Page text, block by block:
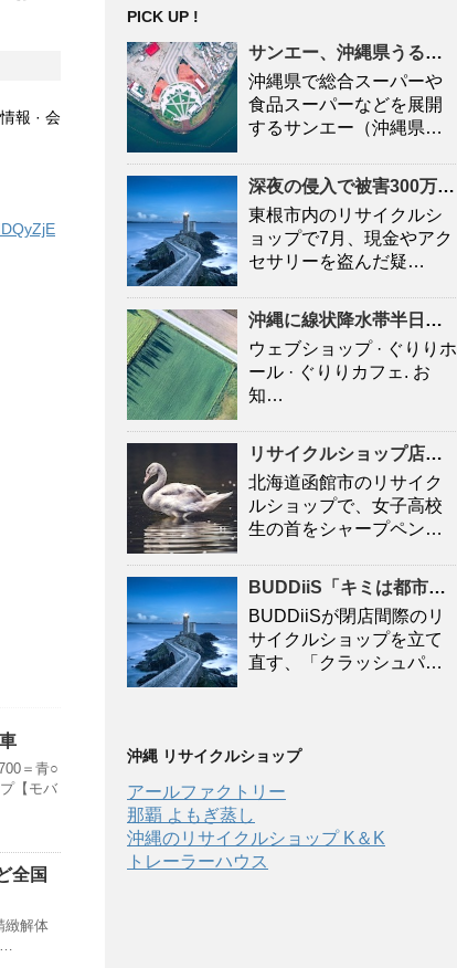
報 · 会
＝青○
【モバ
全国
緻解体
…
PICK UP !
サンエー、 沖縄県うるま市の「与勝シティ」でZEB Ready認証を取得 | 流通・小売業界で働く人の …
沖縄県で総合スーパーや
食品スーパーなどを展開
するサンエー（沖縄県…
深夜の侵入で被害300万円超 東根市の
東根市内のリサイクルシ
ョップで7月、現金やアク
セサリーを盗んだ疑…
沖縄に線状降水帯半日前予測 大雨災害の危険度が急激に高まる恐れ 気象庁 | khb東日本放送
ウェブショップ · ぐりりホ
ール · ぐりりカフェ. お
知…
リサイクルショップ店内で面識ない女子高校生の首をシャープペンシルで刺す 41歳の男を殺人未遂 …
北海道函館市のリサイク
ルショップで、女子高校
生の首をシャープペン…
BUDDiiS「キミは都市伝説 / クラッシュパラダイス」初回生産限定盤 Type-B – ナタリー
BUDDiiSが閉店間際のリ
サイクルショップを立て
直す、「クラッシュパ…
沖縄 リサイクルショップ
アールファクトリー
那覇 よもぎ蒸し
沖縄のリサイクルショップ K＆K
トレーラーハウス